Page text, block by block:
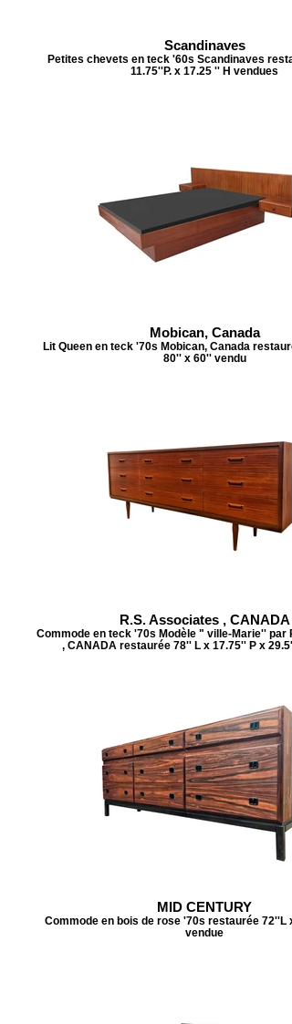
Scandinaves
Petites chevets en teck '60s Scandinaves
11.75''P. x 17.25 '' H vendues
Mobican, Canada
Lit Queen en teck '70s Mobican, Canada
80'' x 60'' vendu
R.S. Associates , CANADA
Commode en teck '70s Modèle " ville-Marie'' par
, CANADA restaurée 78'' L x 17.75'' P x
MID CENTURY
Commode en bois de rose '70s restaurée 72''L
vendue